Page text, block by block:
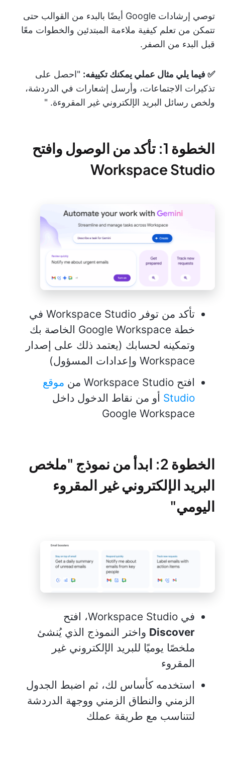
توصي إرشادات Google أيضًا بالبدء من القوالب حتى
تتمكن من تعلم كيفية ملاءمة المبتدئين والخطوات معًا
قبل البدء من الصفر.
✅ فيما يلي مثال عملي يمكنك تكييفه: "احصل على
تذكيرات الاجتماعات، وأرسل إشعارات في الدردشة،
ولخص رسائل البريد الإلكتروني غير المقروءة. "
الخطوة 1: تأكد من الوصول وافتح
Workspace Studio
تأكد من توفر Workspace Studio في
خطة Google Workspace الخاصة بك
وتمكينه لحسابك (يعتمد ذلك على إصدار
Workspace وإعدادات المسؤول)
افتح Workspace Studio من
موقع
Studio أو من نقاط الدخول داخل
Google Workspace
الخطوة 2: ابدأ من نموذج "ملخص
البريد الإلكتروني غير المقروء
اليومي"
في Workspace Studio، افتح
Discover واختر النموذج الذي يُنشئ
ملخصًا يوميًا للبريد الإلكتروني غير
المقروء
استخدمه كأساس لك، ثم اضبط الجدول
الزمني والنطاق الزمني ووجهة الدردشة
لتتناسب مع طريقة عملك